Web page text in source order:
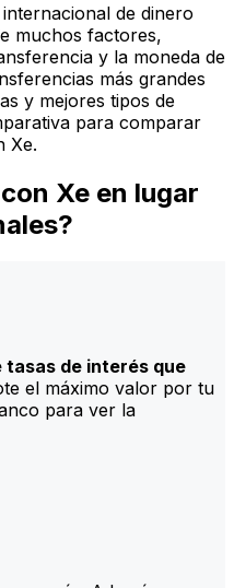
de dinero
muchos factores,
y la moneda de
más grandes
y mejores tipos de
para comparar
Xe.
Xe en lugar
de interés que
el máximo valor por tu
para ver la